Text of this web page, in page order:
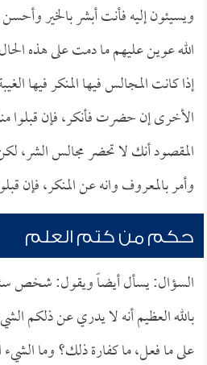
ويسيئون إليه فأنت أبشر بالخير
الله عوين عليهم ما دمت على هذه
إذا كانت المجالس فيها المنكر فيها
الأخرى إن حضرت فأنكر، فإن قبلوا
المقصود أنك لا تحضر مجالس
وأمر بالمعروف وانه عن المنكر، فإن
حكم من كتم العلم
السؤال: يسأل أيضاً ويقول: شخص
بالله العظيم أنه لا يدري عن ذلكم
على ما فعل، ما كفارة ذلك؟ وما